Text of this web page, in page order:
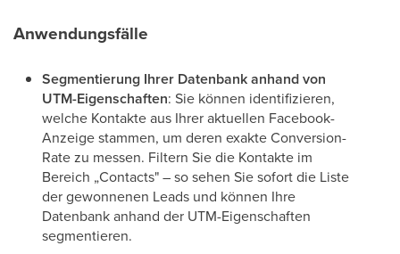
Anwendungsfälle
Segmentierung Ihrer Datenbank anhand von
UTM-Eigenschaften: Sie können identifizieren,
welche Kontakte aus Ihrer aktuellen Facebook-
Anzeige stammen, um deren exakte Conversion-
Rate zu messen. Filtern Sie die Kontakte im
Bereich „Contacts" – so sehen Sie sofort die Liste
der gewonnenen Leads und können Ihre
Datenbank anhand der UTM-Eigenschaften
segmentieren.